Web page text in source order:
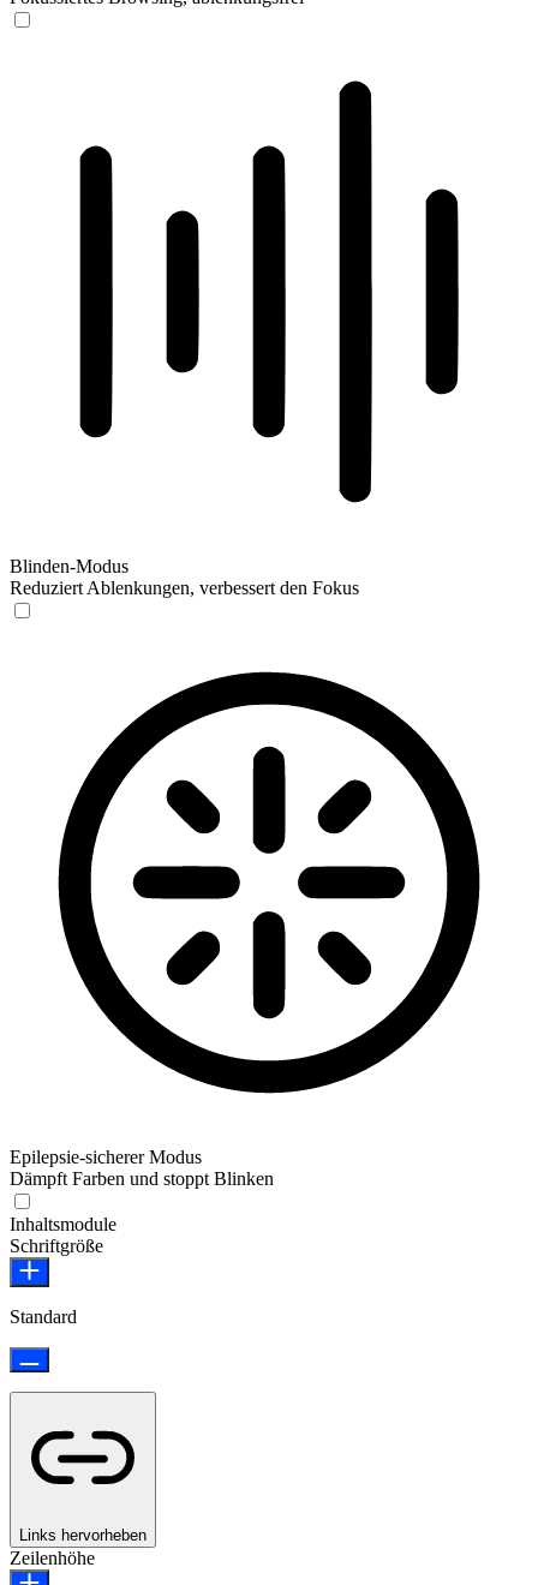
Blinden-Modus
Reduziert Ablenkungen, verbessert den Fokus
Epilepsie-sicherer Modus
Dämpft Farben und stoppt Blinken
Inhaltsmodule
Schriftgröße
Standard
Links hervorheben
Zeilenhöhe